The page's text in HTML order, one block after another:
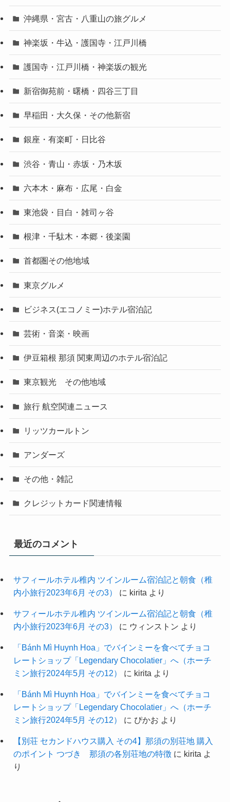
沖縄県・宮古・八重山の旅グルメ
神楽坂・牛込・護国寺・江戸川橋
護国寺・江戸川橋・神楽坂の観光
新宿御苑前・曙橋・四谷三丁目
早稲田・大久保・その他新宿
銀座・有楽町・日比谷
渋谷・青山・赤坂・乃木坂
六本木・麻布・広尾・白金
東池袋・目白・雑司ヶ谷
根津・千駄木・本郷・後楽園
首都圏その他地域
東京グルメ
ビジネス(エコノミー)ホテル宿泊記
芸術・音楽・映画
伊豆箱根 那須 関東周辺のホテル宿泊記
東京観光 その他地域
旅行 航空関連ニュース
リッツカールトン
アンダーズ
その他・雑記
クレジットカード関連情報
最近のコメント
サフィールホテル稚内 ツインルーム宿泊記と朝食（稚
内小旅行2023年6月 その3）
に kirita より
サフィールホテル稚内 ツインルーム宿泊記と朝食（稚
内小旅行2023年6月 その3）
に ウィンストン より
「Bánh Mì Huynh Hoa」でバインミーを食べてチョコ
レートショップ「Legendary Chocolatier」へ（ホーチ
ミン旅行2024年5月 その12）
に kirita より
「Bánh Mì Huynh Hoa」でバインミーを食べてチョコ
レートショップ「Legendary Chocolatier」へ（ホーチ
ミン旅行2024年5月 その12）
に ぴかお より
【別荘 セカンドハウス購入 その4】那須の別荘地 購入
のポイント つづき 那須の各別荘地の特徴に kirita よ
り